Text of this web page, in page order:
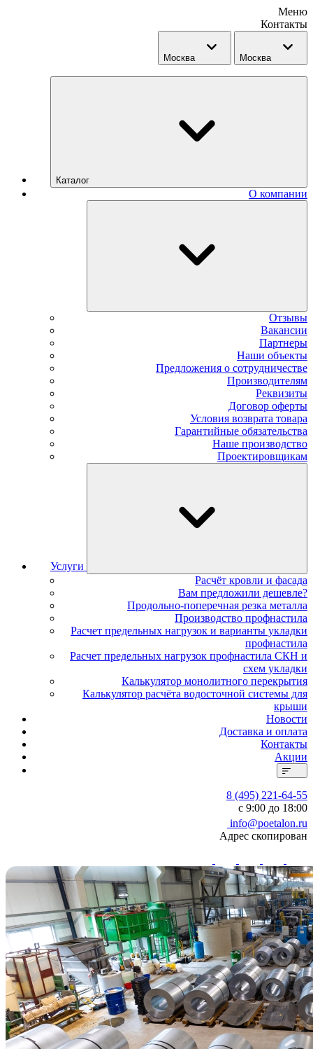
Меню
Контакты
Москва Москва
Каталог
О компании
Отзывы
Вакансии
Партнеры
Наши объекты
Предложения о сотрудничестве
Производителям
Реквизиты
Договор оферты
Условия возврата товара
Гарантийные обязательства
Наше производство
Проектировщикам
Услуги
Расчёт кровли и фасада
Вам предложили дешевле?
Продольно-поперечная резка металла
Производство профнастила
Расчет предельных нагрузок и варианты укладки
профнастила
Расчет предельных нагрузок профнастила СКН и
схем укладки
Калькулятор монолитного перекрытия
Калькулятор расчёта водосточной системы для
крыши
Новости
Доставка и оплата
Контакты
Акции
8 (495) 221-64-55
с 9:00 до 18:00
info@poetalon.ru
Адрес скопирован